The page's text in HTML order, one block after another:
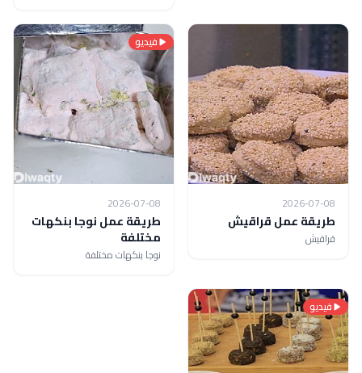
2026-07-08
طريقة عمل قراقيش
قراقيش
فيديو
2026-07-08
طريقة عمل نوجا بنكهات
مختلفة
نوجا بنكهات مختلفة
فيديو